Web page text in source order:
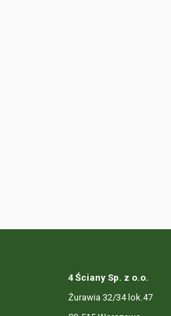
4 Ściany Sp. z o.o.
Żurawia 32/34 lok.47